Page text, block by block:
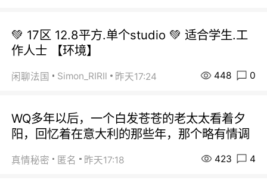
💚 17区 12.8平方.单个studio 💚 适合学生.工
作人士 【环境】
闲聊法国 Simon_RIRIl 昨天17:24 448 0
WQ多年以后，一个白发苍苍的老太太看着夕
阳，回忆着在意大利的那些年，那个略有情调
真情秘密 匿名 昨天17:18 423 4